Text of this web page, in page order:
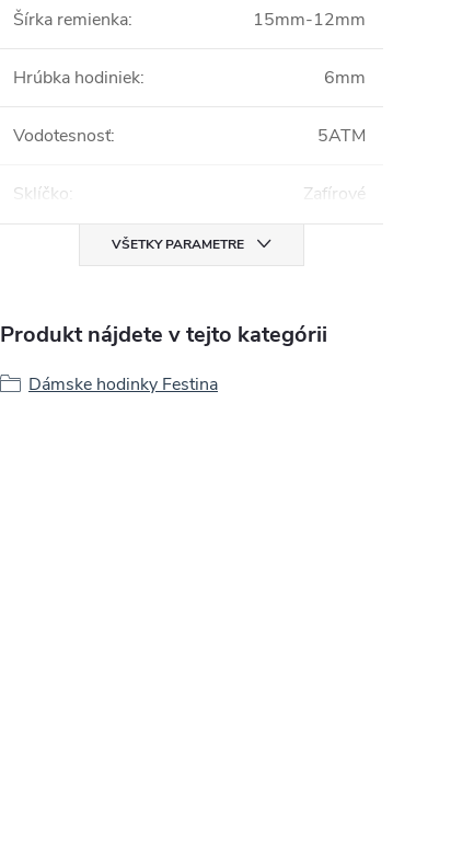
Šírka remienka: 15mm-12mm
Hrúbka hodiniek: 6mm
Vodotesnosť: 5ATM
Sklíčko: Zafírové
VŠETKY PARAMETRE
Produkt nájdete v tejto kategórii
Dámske hodinky Festina